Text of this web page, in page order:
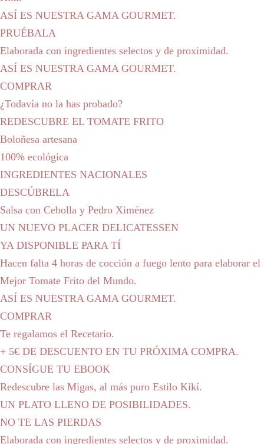
ASÍ ES NUESTRA GAMA GOURMET.
PRUÉBALA
Elaborada con ingredientes selectos y de proximidad.
ASÍ ES NUESTRA GAMA GOURMET.
COMPRAR
¿Todavía no la has probado?
REDESCUBRE EL TOMATE FRITO
Boloñesa artesana
100% ecológica
INGREDIENTES NACIONALES
DESCÚBRELA
Salsa con Cebolla y Pedro Ximénez
UN NUEVO PLACER DELICATESSEN
YA DISPONIBLE PARA TÍ
Hacen falta 4 horas de cocción a fuego lento para elaborar el
Mejor Tomate Frito del Mundo.
ASÍ ES NUESTRA GAMA GOURMET.
COMPRAR
Te regalamos el Recetario.
+ 5€ DE DESCUENTO EN TU PRÓXIMA COMPRA.
CONSÍGUE TU EBOOK
Redescubre las Migas, al más puro Estilo Kikí.
UN PLATO LLENO DE POSIBILIDADES.
NO TE LAS PIERDAS
Elaborada con ingredientes selectos y de proximidad.